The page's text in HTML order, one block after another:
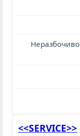
<<SERVICE>>